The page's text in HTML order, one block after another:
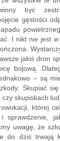
być
gęstości
I nikt nie jest w
jakiś dron
bojową.
– są
Skupiać
skupiskach
której
i sprawdzenie,
uwagę, że
do dziś trwają